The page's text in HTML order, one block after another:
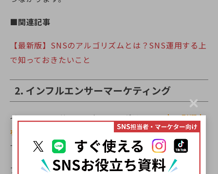
■関連記事
【最新版】SNSのアルゴリズムとは？SNS運用する上
で知っておきたいこと
2. インフルエンサーマーケティング
インフルエンサーマーケティングは、SNS上で影響力
を持つ個人を通じて商品やサービスを紹介する手法で
す。
フォロワーとの信頼関係が築かれているため、広告色
C
l
o
s